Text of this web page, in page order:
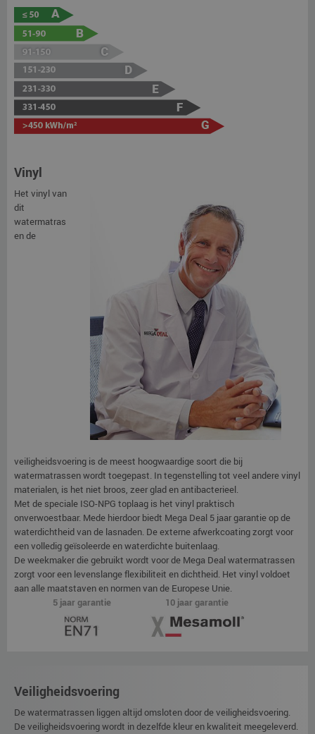
Vinyl
Het vinyl van
dit
watermatras
en de
veiligheidsvoering is de meest hoogwaardige soort die bij
watermatrassen wordt toegepast. In tegenstelling tot veel andere vinyl
materialen, is het niet broos, zeer glad en antibacterieel.
Met de speciale ISO-NPG toplaag is het vinyl praktisch
onverwoestbaar. Mede hierdoor biedt Mega Deal 5 jaar garantie op de
waterdichtheid van de lasnaden. De externe afwerkcoating zorgt voor
een volledig geïsoleerde en waterdichte buitenlaag.
De weekmaker die gebruikt wordt voor de Mega Deal watermatrassen
zorgt voor een levenslange flexibiliteit en dichtheid. Het vinyl voldoet
aan alle maatstaven en normen van de Europese Unie.
5 jaar garantie
10 jaar garantie
Veiligheidsvoering
De watermatrassen liggen altijd omsloten door de veiligheidsvoering.
De veiligheidsvoering wordt in dezelfde kleur en kwaliteit meegeleverd.